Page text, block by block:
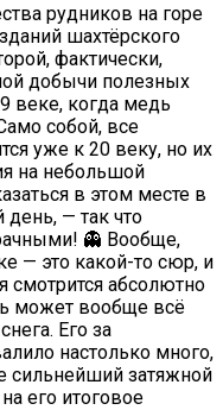
рудников на горе
шахтёрского
фактически,
добычи полезных
веке, когда медь
собой, все
уже к 20 веку, но их
на небольшой
в этом месте в
— так что
👻 Вообще,
— это какой-то сюр, и
смотрится абсолютно
может вообще всё
Его за
настолько много,
сильнейший затяжной
его итоговое